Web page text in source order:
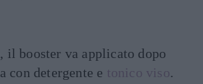
il booster va applicato dopo
con detergente e tonico viso.